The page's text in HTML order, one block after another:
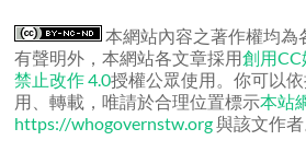
章
本網站內容之著作權均為
有聲明外，本網站各文章採用創用
禁止改作 4.0授權公眾使用。你可以
用、轉載，唯請於合理位置標示本站
https://whogovernstw.org與該文作者